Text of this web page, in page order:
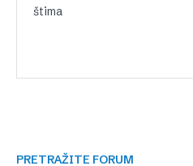
štima
PRETRAŽITE FORUM